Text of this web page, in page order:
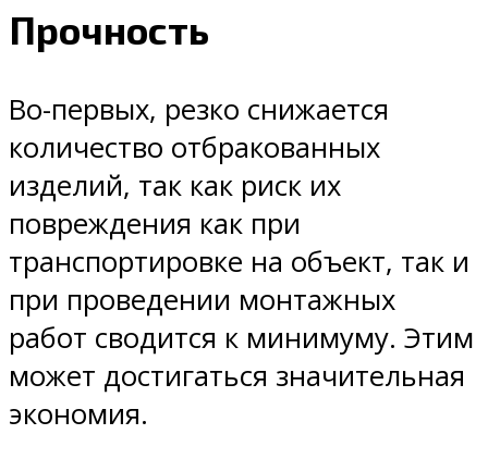
Прочность
Во-первых, резко снижается
количество отбракованных
изделий, так как риск их
повреждения как при
транспортировке на объект, так и
при проведении монтажных
работ сводится к минимуму. Этим
может достигаться значительная
экономия.